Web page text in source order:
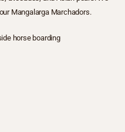
Mangalarga Marchadors.
horse boarding